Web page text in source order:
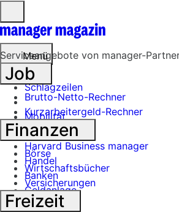
öffnen
Menü
Schlagzeilen
Mobilität
Tech
Harvard Business manager
Handel
Banken
Geldanlage
Börse
Serviceangebote von manager-
Job
Brutto-Netto-Rechner
Kurzarbeitergeld-Rechner
Finanzen
Börse
Wirtschaftsbücher
Versicherungen
Freizeit